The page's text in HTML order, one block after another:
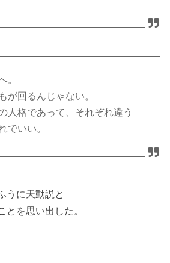
。
が回るんじゃない。
人格であって、それぞれ違う
でいい。
うに天動説と
とを思い出した。